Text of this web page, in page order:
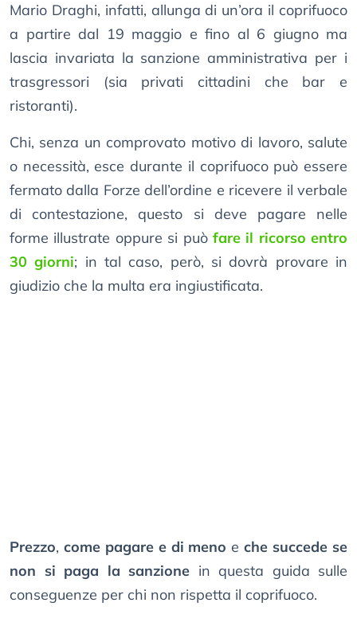
Mario Draghi, infatti, allunga di un’ora il coprifuoco
a partire dal 19 maggio e fino al 6 giugno ma
lascia invariata la sanzione amministrativa per i
trasgressori (sia privati cittadini che bar e
ristoranti).
Chi, senza un comprovato motivo di lavoro, salute
o necessità, esce durante il coprifuoco può essere
fermato dalla Forze dell’ordine e ricevere il verbale
di contestazione, questo si deve pagare nelle
forme illustrate oppure si può fare il ricorso entro
30 giorni; in tal caso, però, si dovrà provare in
giudizio che la multa era ingiustificata.
Prezzo, come pagare e di meno eche succede se
non si paga la sanzione in questa guida sulle
conseguenze per chi non rispetta il coprifuoco.